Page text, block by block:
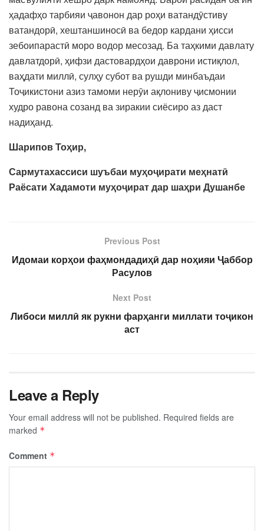
ҳадафҳо тарбияи ҷавонон дар роҳи ватандӯстиву
ватандорӣ, хештаншиносӣ ва бедор кардани ҳисси
зебоипарастӣ моро водор месозад. Ба таҳкими давлату
давлатдорӣ, ҳифзи дастовардҳои даврони истиқлол,
ваҳдати миллӣ, сулҳу субот ва рушди минбаъдаи
Тоҷикистони азиз тамоми нерӯи ақлониву ҷисмонии
худро равона созанд ва зиракии сиёсиро аз даст
надиҳанд.
Шарипов Тоҳир,
Сармутахассиси шуъбаи муҳоҷирати меҳнатӣ
Раёсати Хадамоти муҳоҷират дар шаҳри Душанбе
Previous Post
Идомаи корҳои фаҳмондадиҳӣ дар ноҳияи Ҷаббор
Расулов
Next Post
Либоси миллӣ як рукни фарҳанги миллати тоҷикон
аст
Leave a Reply
Your email address will not be published. Required fields are
marked *
Comment *